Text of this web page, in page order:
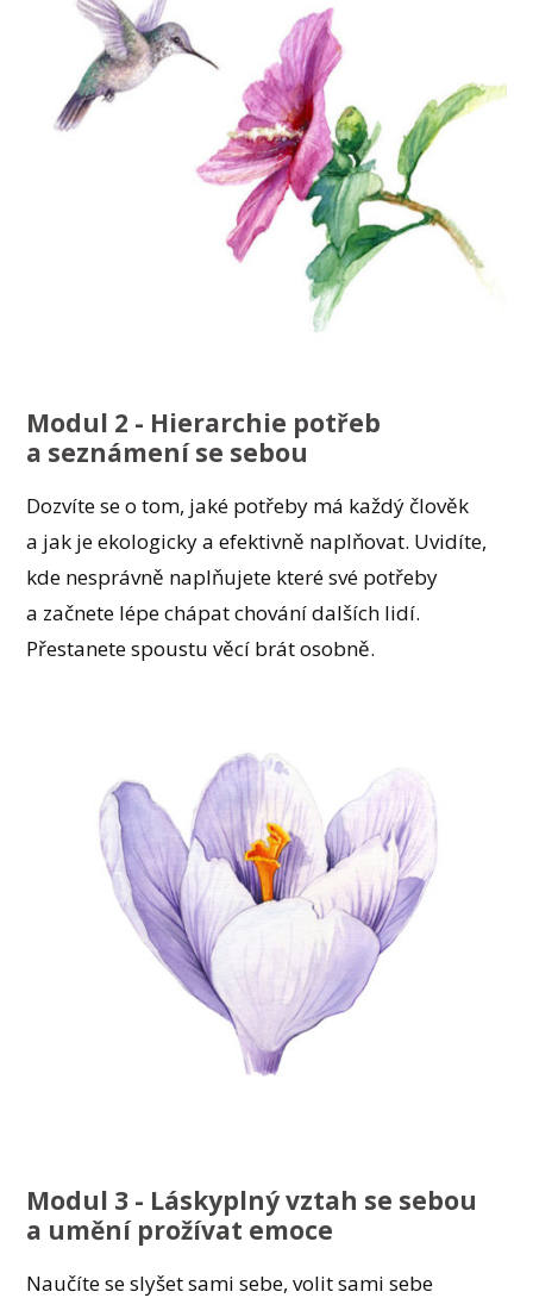
Modul 2 - Hierarchie potřeb
a seznámení se sebou
Dozvíte se o tom, jaké potřeby má každý člověk
a jak je ekologicky a efektivně naplňovat. Uvidíte,
kde nesprávně naplňujete které své potřeby
a začnete lépe chápat chování dalších lidí.
Přestanete spoustu věcí brát osobně.
Modul 3 - Láskyplný vztah se sebou
a umění prožívat emoce
Naučíte se slyšet sami sebe, volit sami sebe